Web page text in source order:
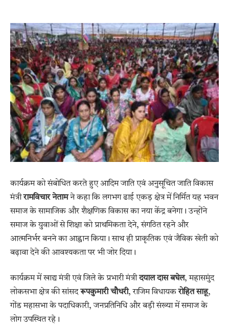
कार्यक्रम को संबोधित करते हुए आदिम जाति एवं अनुसूचित जाति विकास
मंत्रीरामविचार नेतामने कहा कि लगभग ढाई एकड़ क्षेत्र में निर्मित यह भवन
समाज के सामाजिक और शैक्षणिक विकास का नया केंद्र बनेगा। उन्होंने
समाज के युवाओं से शिक्षा को प्राथमिकता देने, संगठित रहने और
आत्मनिर्भर बनने का आह्वान किया। साथ ही प्राकृतिक एवं जैविक खेती को
बढ़ावा देने की आवश्यकता पर भी जोर दिया।
कार्यक्रम में खाद्य मंत्री एवं जिले के प्रभारी मंत्रीदयाल दास बघेल, महासमुंद
लोकसभा क्षेत्र की सांसदरूपकुमारी चौधरी, राजिम विधायकरोहित साहू,
गोंड महासभा के पदाधिकारी, जनप्रतिनिधि और बड़ी संख्या में समाज के
लोग उपस्थित रहे।